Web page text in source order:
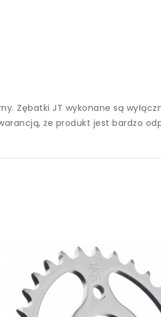
Zębatki JT wykonane są
że produkt jest bardzo